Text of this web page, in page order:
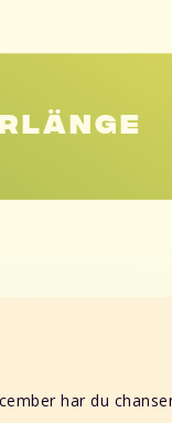
har du